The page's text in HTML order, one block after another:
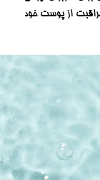
از پوست خود